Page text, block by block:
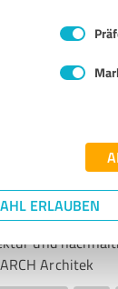
ERLAUBEN
4,20 / 5,00
Patone
und
Architek